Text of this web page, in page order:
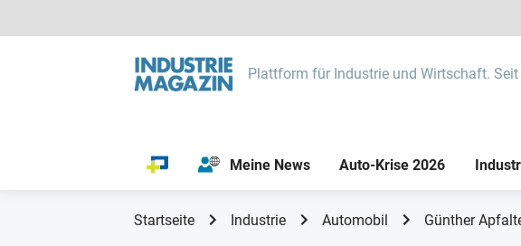
Plattform für Industrie und Wirtschaft. Seit
Meine News Auto-Krise 2026
Startseite Industrie Automobil Günther